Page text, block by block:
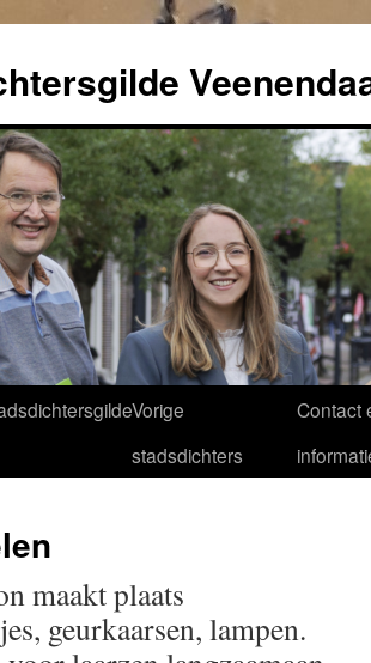
Vorige
stadsdichters
Contact
maakt plaats
geurkaarsen, lampen.